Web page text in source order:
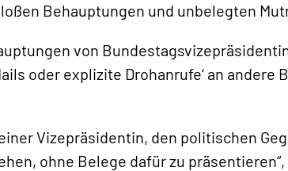
Behauptungen und unbelegten
von
oder explizite Drohanrufe‘ an andere
Vizepräsidentin, den politischen
ohne Belege dafür zu präsentieren“,